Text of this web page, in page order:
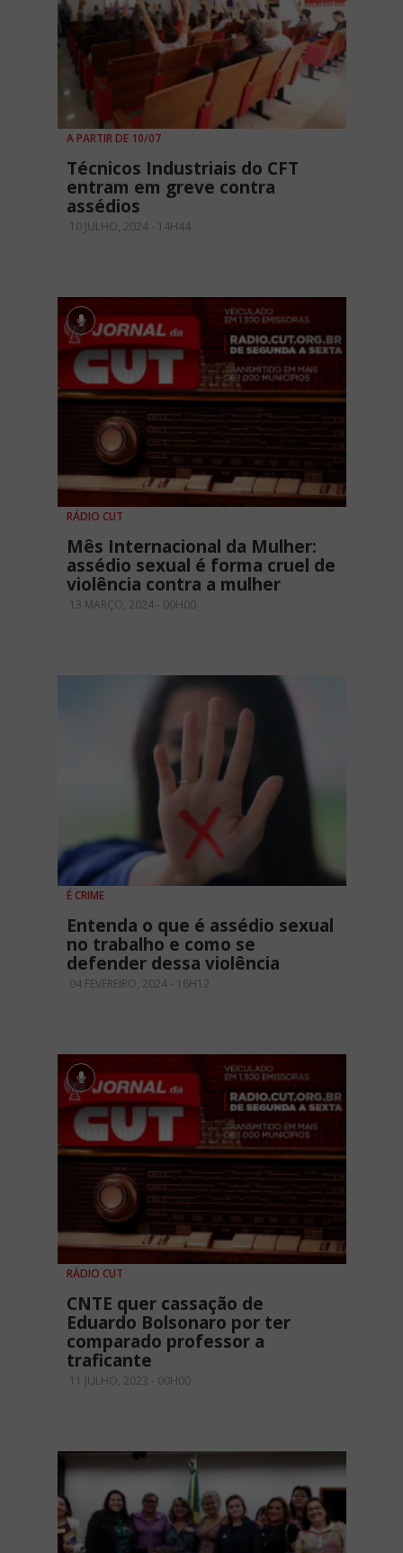
A PARTIR DE 10/07
Técnicos Industriais do CFT
entram em greve contra
assédios
10 JULHO, 2024 - 14H44
RÁDIO CUT
Mês Internacional da Mulher:
assédio sexual é forma cruel de
violência contra a mulher
13 MARÇO, 2024 - 00H00
É CRIME
Entenda o que é assédio sexual
no trabalho e como se
defender dessa violência
04 FEVEREIRO, 2024 - 16H12
RÁDIO CUT
CNTE quer cassação de
Eduardo Bolsonaro por ter
comparado professor a
traficante
11 JULHO, 2023 - 00H00